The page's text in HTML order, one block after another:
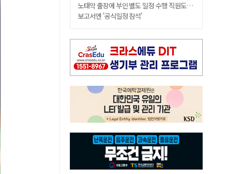
노태악 출장에 부인 별도 일정 수행 직원도…
보고서엔 '공식일정 참석'